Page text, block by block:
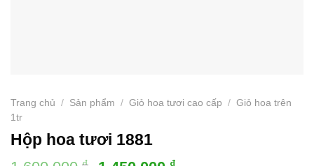
Trang chủ / Sản phẩm / Giỏ hoa tươi cao cấp / Giỏ hoa trên
1tr
Hộp hoa tươi 1881